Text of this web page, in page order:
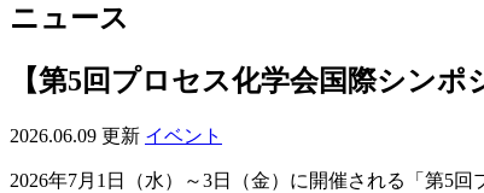
ニュース
【第5回プロセス化学会国際シン
2026.06.09 更新 イベント
2026年7月1日（水）～3日（金）に開催される「第5